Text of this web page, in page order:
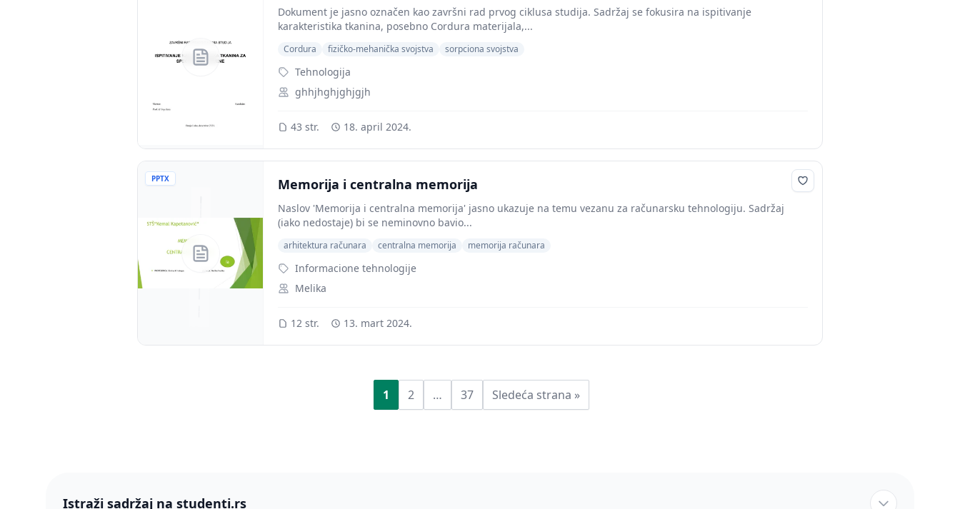
Dokument je jasno označen kao završni rad prvog ciklusa studija. Sadržaj se fokusira na ispitivanje
karakteristika tkanina, posebno Cordura materijala,...
Cordura fizičko-mehanička svojstva sorpciona svojstva
Tehnologija
ghhjhghjghjgjh
43 str. 18. april 2024.
PPTX Memorija i centralna memorija
Naslov 'Memorija i centralna memorija' jasno ukazuje na temu vezanu za računarsku tehnologiju. Sadržaj
(iako nedostaje) bi se neminovno bavio...
arhitektura računara centralna memorija memorija računara
Informacione tehnologije
Melika
12 str. 13. mart 2024.
pagination
1 2 … 37 Sledeća strana »
Istraži sadržaj na studenti.rs